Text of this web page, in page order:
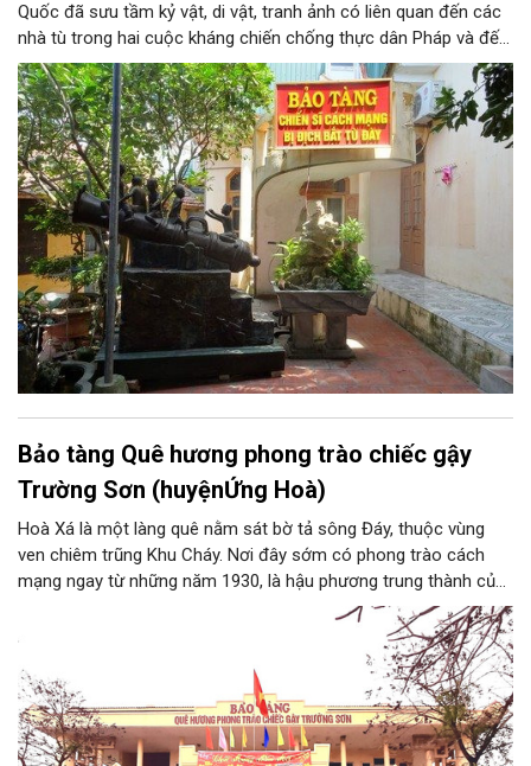
Quốc đã sưu tầm kỷ vật, di vật, tranh ảnh có liên quan đến các
nhà tù trong hai cuộc kháng chiến chống thực dân Pháp và đế
quốc Mỹ xâm lược mà đồng đội và các ông đã trải qua. Hơn 20
năm kiếm tìm và góp nhặt, Bảo tàng Chiến sĩ cách mạng bị
địch bắt tù đày, do chính những người cựu tù năm xưa thành lập
là những minh chứng chân thực về một thời oanh liệt và hào
hùng của dân tộc.
Bảo tàng Quê hương phong trào chiếc gậy
Trường Sơn (huyệnỨng Hoà)
Hoà Xá là một làng quê nằm sát bờ tả sông Đáy, thuộc vùng
ven chiêm trũng Khu Cháy. Nơi đây sớm có phong trào cách
mạng ngay từ những năm 1930, là hậu phương trung thành của
cuộc kháng chiến chống Pháp. Trong công cuộc kháng chiến
chống Mỹ cứu nước, Hòa Xá được xem là quê hương của
phong trào động viên thanh niên lên đường “xẻ dọc Trường Sơn
đi cứu nước” và câu chuyện huyền thoại “chiếc gậy Trường
Sơn”.